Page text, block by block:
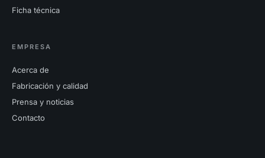
Ficha técnica
EMPRESA
Acerca de
Fabricación y calidad
Prensa y noticias
Contacto